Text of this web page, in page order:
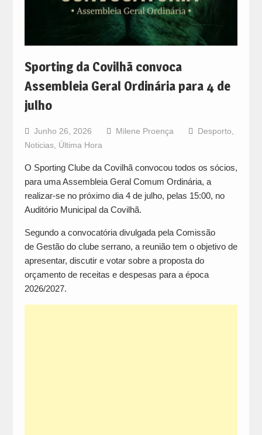
Sporting da Covilhã convoca
Assembleia Geral Ordinária para 4 de
julho
Junho 26, 2026 Milene Proença Desporto
Noticias, Última Hora
O Sporting Clube da Covilhã convocou todos os sócios,
para uma Assembleia Geral Comum Ordinária, a
realizar-se no próximo dia 4 de julho, pelas 15:00, no
Auditório Municipal da Covilhã.
Segundo a convocatória divulgada pela Comissão
de Gestão do clube serrano, a reunião tem o objetivo de
apresentar, discutir e votar sobre a proposta do
orçamento de receitas e despesas para a época
2026/2027.